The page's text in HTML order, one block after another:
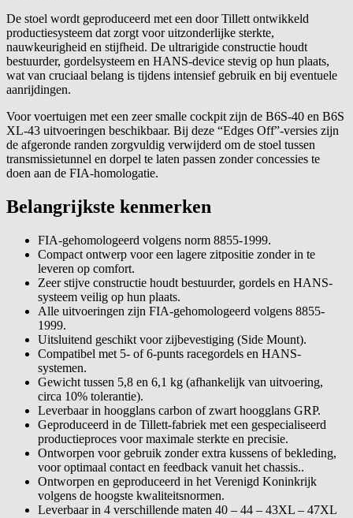
De stoel wordt geproduceerd met een door Tillett ontwikkeld
productiesysteem dat zorgt voor uitzonderlijke sterkte,
nauwkeurigheid en stijfheid. De ultrarigide constructie houdt
bestuurder, gordelsysteem en HANS-device stevig op hun plaats,
wat van cruciaal belang is tijdens intensief gebruik en bij eventuele
aanrijdingen.
Voor voertuigen met een zeer smalle cockpit zijn de B6S-40 en B6S
XL-43 uitvoeringen beschikbaar. Bij deze “Edges Off”-versies zijn
de afgeronde randen zorgvuldig verwijderd om de stoel tussen
transmissietunnel en dorpel te laten passen zonder concessies te
doen aan de FIA-homologatie.
Belangrijkste kenmerken
FIA-gehomologeerd volgens norm 8855-1999.
Compact ontwerp voor een lagere zitpositie zonder in te
leveren op comfort.
Zeer stijve constructie houdt bestuurder, gordels en HANS-
systeem veilig op hun plaats.
Alle uitvoeringen zijn FIA-gehomologeerd volgens 8855-
1999.
Uitsluitend geschikt voor zijbevestiging (Side Mount).
Compatibel met 5- of 6-punts racegordels en HANS-
systemen.
Gewicht tussen 5,8 en 6,1 kg (afhankelijk van uitvoering,
circa 10% tolerantie).
Leverbaar in hoogglans carbon of zwart hoogglans GRP.
Geproduceerd in de Tillett-fabriek met een gespecialiseerd
productieproces voor maximale sterkte en precisie.
Ontworpen voor gebruik zonder extra kussens of bekleding,
voor optimaal contact en feedback vanuit het chassis..
Ontworpen en geproduceerd in het Verenigd Koninkrijk
volgens de hoogste kwaliteitsnormen.
Leverbaar in 4 verschillende maten 40 – 44 – 43XL – 47XL